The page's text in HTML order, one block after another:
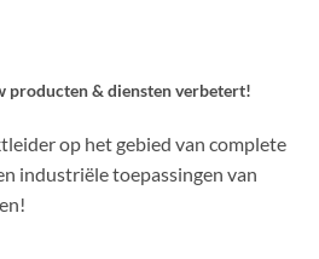
producten& diensten verbetert!
op het gebied van complete
industriële toepassingen van